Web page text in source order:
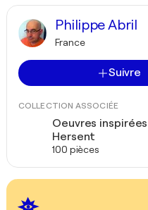
Philippe Abril
France
Suivre
COLLECTION ASSOCIÉE
Oeuvres
Hersent
100 pièces